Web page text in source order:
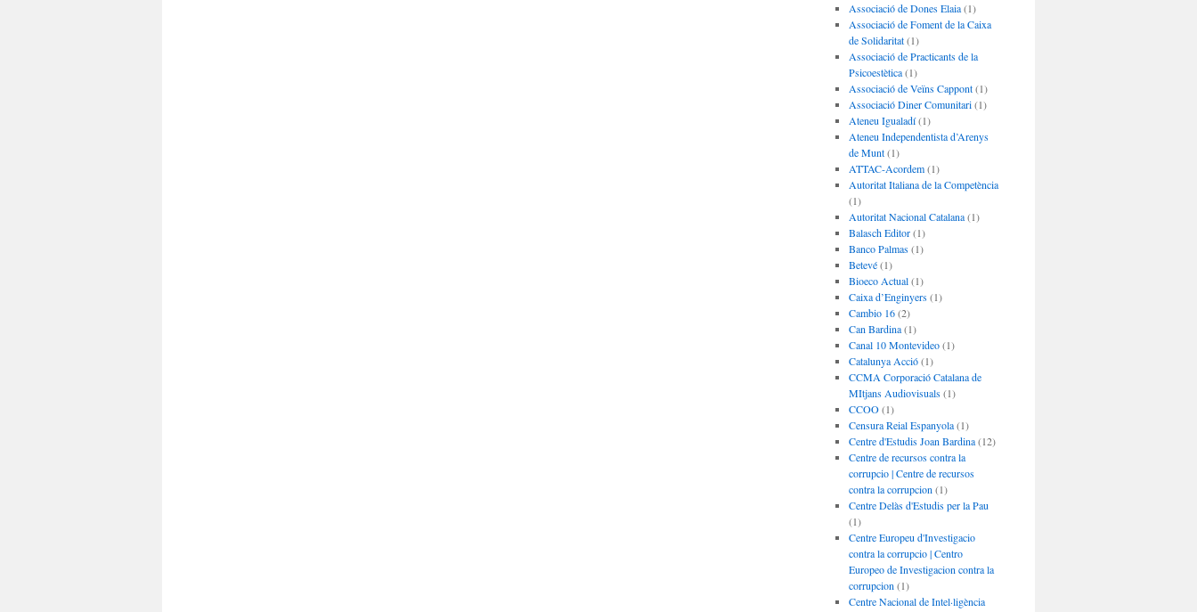
Associació de Dones Elaia(1)
Associació de Foment de la Caixa
de Solidaritat(1)
Associació de Practicants de la
Psicoestètica(1)
Associació de Veïns Cappont(1)
Associació Diner Comunitari(1)
Ateneu Igualadí(1)
Ateneu Independentista d’Arenys
de Munt(1)
ATTAC-Acordem(1)
Autoritat Italiana de la Competència
(1)
Autoritat Nacional Catalana(1)
Balasch Editor(1)
Banco Palmas(1)
Betevé(1)
Bioeco Actual(1)
Caixa d’Enginyers(1)
Cambio 16(2)
Can Bardina(1)
Canal 10 Montevideo(1)
Catalunya Acció(1)
CCMA Corporació Catalana de
MItjans Audiovisuals(1)
CCOO(1)
Censura Reial Espanyola(1)
Centre d'Estudis Joan Bardina(12)
Centre de recursos contra la
corrupcio | Centre de recursos
contra la corrupcion (1)
Centre Delàs d'Estudis per la Pau
(1)
Centre Europeu d'Investigacio
contra la corrupcio | Centro
Europeo de Investigacion contra la
corrupcion (1)
Centre Nacional de Intel·ligència